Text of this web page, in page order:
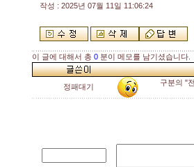
작성 : 2025년 07월 11일 11:06:24
이 글에 대해서 총 0 분이 메모를 남기셨습니다.
정패대기 구분의 "